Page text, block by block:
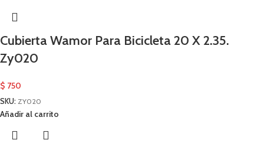
Cubierta Wamor Para Bicicleta 20 X 2.35.
Zy020
$ 750
SKU: ZY020
Añadir al carrito